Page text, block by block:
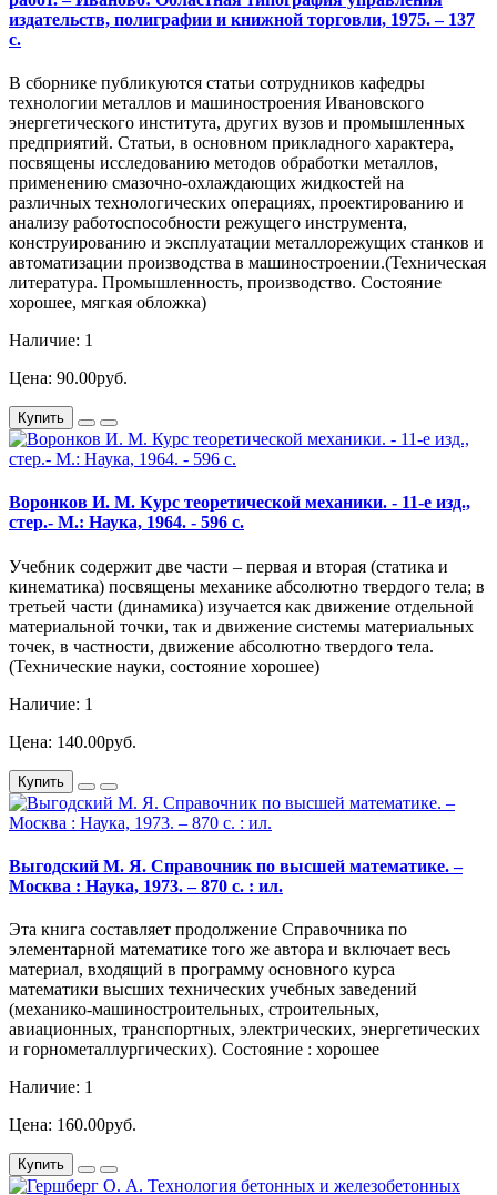
издательств, полиграфии и книжной торговли, 1975. – 137
с.
В сборнике публикуются статьи сотрудников кафедры
технологии металлов и машиностроения Ивановского
энергетического института, других вузов и промышленных
предприятий. Статьи, в основном прикладного характера,
посвящены исследованию методов обработки металлов,
применению смазочно-охлаждающих жидкостей на
различных технологических операциях, проектированию и
анализу работоспособности режущего инструмента,
конструированию и эксплуатации металлорежущих станков и
автоматизации производства в машиностроении.(Техническая
литература. Промышленность, производство. Состояние
хорошее, мягкая обложка)
Наличие: 1
Цена: 90.00руб.
Купить
Воронков И. М. Курс теоретической механики. - 11-е изд.,
стер.- М.: Наука, 1964. - 596 с.
Учебник содержит две части – первая и вторая (статика и
кинематика) посвящены механике абсолютно твердого тела; в
третьей части (динамика) изучается как движение отдельной
материальной точки, так и движение системы материальных
точек, в частности, движение абсолютно твердого тела.
(Технические науки, состояние хорошее)
Наличие: 1
Цена: 140.00руб.
Купить
Выгодский М. Я. Справочник по высшей математике. –
Москва : Наука, 1973. – 870 с. : ил.
Эта книга составляет продолжение Справочника по
элементарной математике того же автора и включает весь
материал, входящий в программу основного курса
математики высших технических учебных заведений
(механико-машиностроительных, строительных,
авиационных, транспортных, электрических, энергетических
и горнометаллургических). Состояние : хорошее
Наличие: 1
Цена: 160.00руб.
Купить